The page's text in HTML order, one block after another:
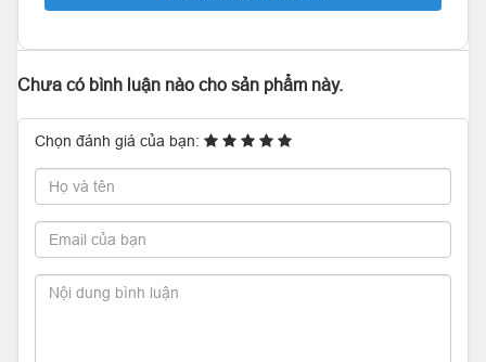
Chưa có bình luận nào cho sản phẩm này.
Chọn đánh giá của bạn: